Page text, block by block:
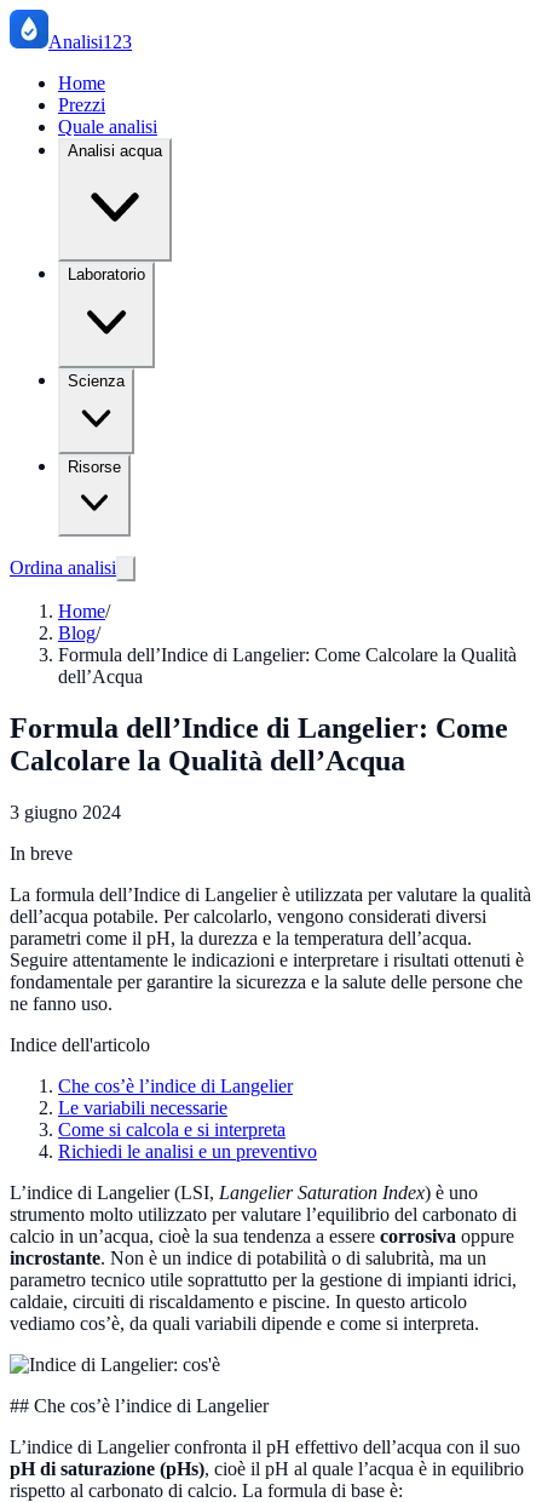
Analisi123
Home
Prezzi
Quale analisi
Analisi acqua
Laboratorio
Scienza
Risorse
Ordina analisi
Home/
Blog/
Formula dell’Indice di Langelier: Come Calcolare la Qualità
dell’Acqua
Formula dell’Indice di Langelier: Come
Calcolare la Qualità dell’Acqua
3 giugno 2024
In breve
La formula dell’Indice di Langelier è utilizzata per valutare la qualità
dell’acqua potabile. Per calcolarlo, vengono considerati diversi
parametri come il pH, la durezza e la temperatura dell’acqua.
Seguire attentamente le indicazioni e interpretare i risultati ottenuti è
fondamentale per garantire la sicurezza e la salute delle persone che
ne fanno uso.
Indice dell'articolo
Che cos’è l’indice di Langelier
Le variabili necessarie
Come si calcola e si interpreta
Richiedi le analisi e un preventivo
L’indice di Langelier (LSI, Langelier Saturation Index) è uno
strumento molto utilizzato per valutare l’equilibrio del carbonato di
calcio in un’acqua, cioè la sua tendenza a essere corrosiva oppure
incrostante. Non è un indice di potabilità o di salubrità, ma un
parametro tecnico utile soprattutto per la gestione di impianti idrici,
caldaie, circuiti di riscaldamento e piscine. In questo articolo
vediamo cos’è, da quali variabili dipende e come si interpreta.
## Che cos’è l’indice di Langelier
L’indice di Langelier confronta il pH effettivo dell’acqua con il suo
pH di saturazione (pHs), cioè il pH al quale l’acqua è in equilibrio
rispetto al carbonato di calcio. La formula di base è: